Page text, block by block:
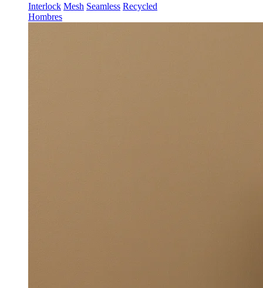
Interlock Mesh Seamless Recycled
Hombres